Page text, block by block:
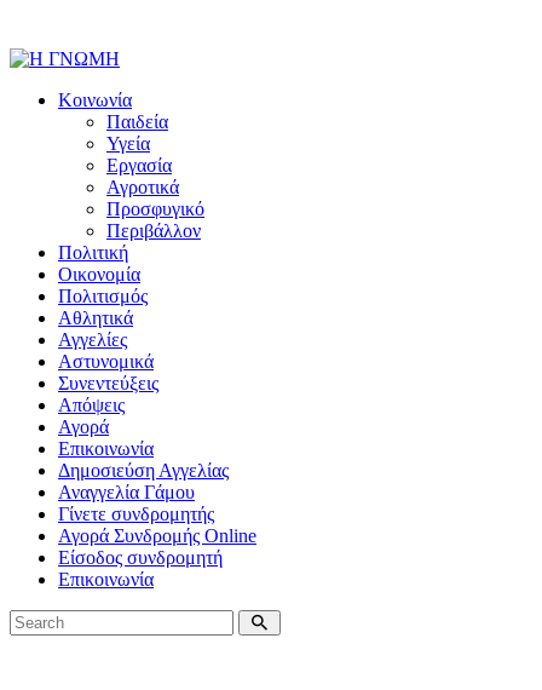
Κοινωνία
Παιδεία
Υγεία
Εργασία
Αγροτικά
Προσφυγικό
Περιβάλλον
Πολιτική
Οικονομία
Πολιτισμός
Αθλητικά
Αγγελίες
Αστυνομικά
Συνεντεύξεις
Απόψεις
Αγορά
Επικοινωνία
Δημοσιεύση Αγγελίας
Αναγγελία Γάμου
Γίνετε συνδρομητής
Αγορά Συνδρομής Online
Είσοδος συνδρομητή
Επικοινωνία